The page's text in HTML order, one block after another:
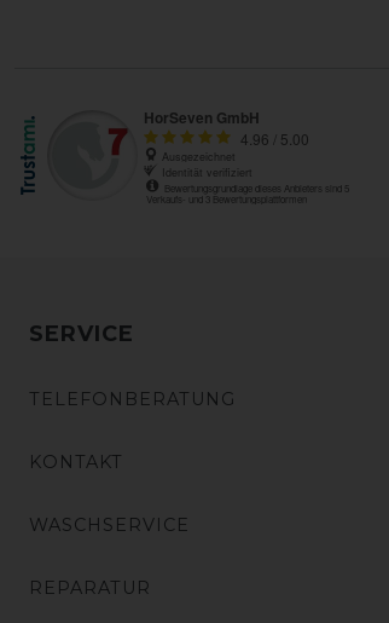
SERVICE
TELEFONBERATUNG
KONTAKT
WASCHSERVICE
REPARATUR